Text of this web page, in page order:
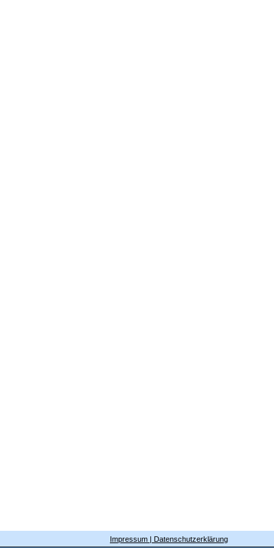
Impressum | Datenschutzerklärung